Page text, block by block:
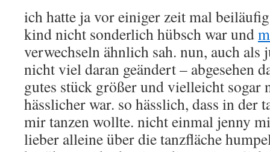
ich hatte ja vor einiger zeit mal
kind nicht sonderlich hübsch war und
verwechseln ähnlich sah. nun, auch als
nicht viel daran geändert – abgesehen
gutes stück größer und vielleicht sogar
hässlicher war. so hässlich, dass in der
mir tanzen wollte. nicht einmal jenny
lieber alleine über die tanzfläche